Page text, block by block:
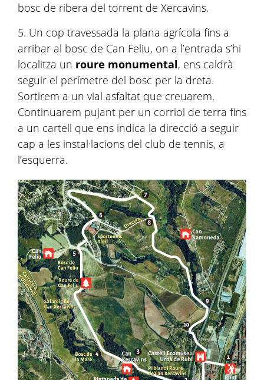
bosc de ribera del torrent de Xercavins.
5. Un cop travessada la plana agrícola fins a
arribar al bosc de Can Feliu, on a l’entrada s’hi
localitza un roure monumental, ens caldrà
seguir el perímetre del bosc per la dreta.
Sortirem a un vial asfaltat que creuarem.
Continuarem pujant per un corriol de terra fins
a un cartell que ens indica la direcció a seguir
cap a les instal·lacions del club de tennis, a
l’esquerra.